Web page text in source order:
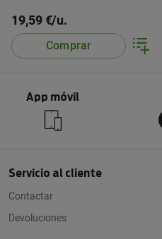
19,59 €/u.
Comprar
App móvil
Servicio al cliente
Contactar
Devoluciones